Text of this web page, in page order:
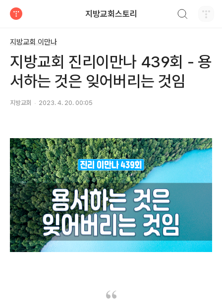
지방교회스토리
지방교회 이만나
지방교회 진리이만나 439회 - 용
서하는 것은 잊어버리는 것임
지방교회 2023. 4. 20. 00:05